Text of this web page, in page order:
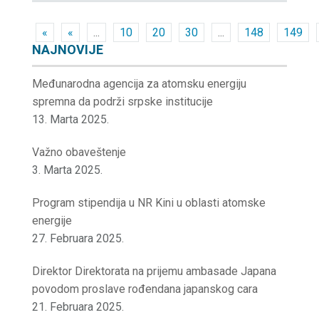
« « ... 10 20 30 ... 148 149
NAJNOVIJE
Međunarodna agencija za atomsku energiju
spremna da podrži srpske institucije
13. Marta 2025.
Važno obaveštenje
3. Marta 2025.
Program stipendija u NR Kini u oblasti atomske
energije
27. Februara 2025.
Direktor Direktorata na prijemu ambasade Japana
povodom proslave rođendana japanskog cara
21. Februara 2025.